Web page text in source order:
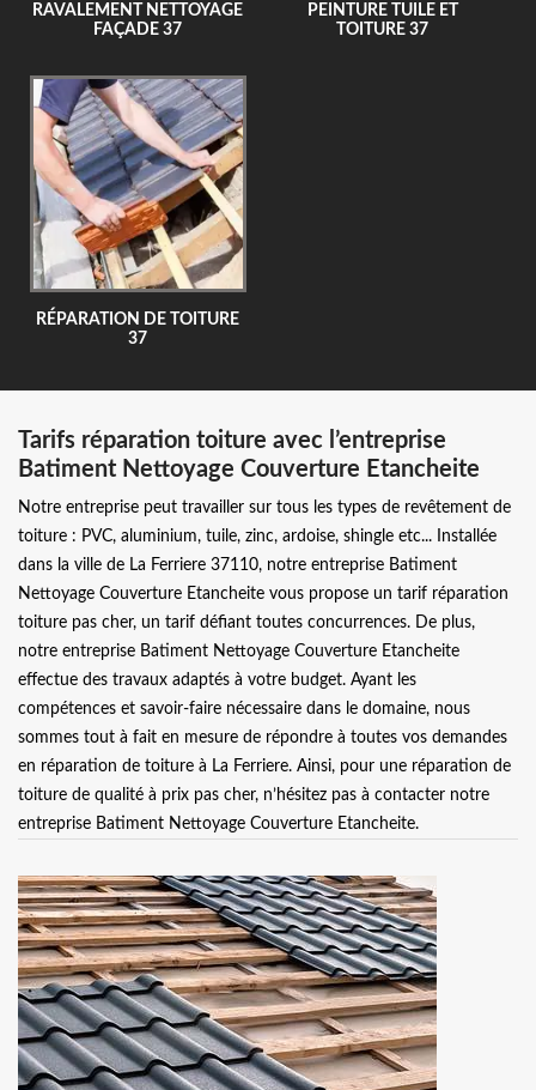
RAVALEMENT NETTOYAGE
FAÇADE 37
PEINTURE TUILE ET
TOITURE 37
RÉPARATION DE TOITURE
37
Tarifs réparation toiture avec l’entreprise
Batiment Nettoyage Couverture Etancheite
Notre entreprise peut travailler sur tous les types de revêtement de
toiture : PVC, aluminium, tuile, zinc, ardoise, shingle etc... Installée
dans la ville de La Ferriere 37110, notre entreprise Batiment
Nettoyage Couverture Etancheite vous propose un tarif réparation
toiture pas cher, un tarif défiant toutes concurrences. De plus,
notre entreprise Batiment Nettoyage Couverture Etancheite
effectue des travaux adaptés à votre budget. Ayant les
compétences et savoir-faire nécessaire dans le domaine, nous
sommes tout à fait en mesure de répondre à toutes vos demandes
en réparation de toiture à La Ferriere. Ainsi, pour une réparation de
toiture de qualité à prix pas cher, n’hésitez pas à contacter notre
entreprise Batiment Nettoyage Couverture Etancheite.